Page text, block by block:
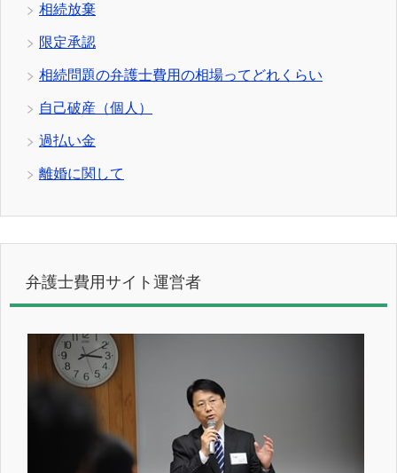
相続放棄
限定承認
相続問題の弁護士費用の相場ってどれくらい
自己破産（個人）
過払い金
離婚に関して
弁護士費用サイト運営者